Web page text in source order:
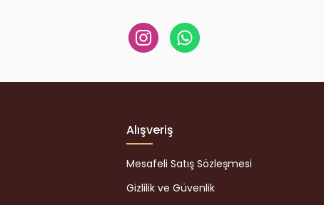
Alışveriş
Mesafeli Satış Sözleşmesi
Gizlilik ve Güvenlik